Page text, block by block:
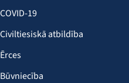
COVID-19
Civiltiesiskā atbildība
Ērces
Būvniecība